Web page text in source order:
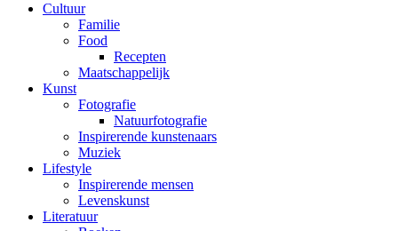
Cultuur
Familie
Food
Recepten
Maatschappelijk
Kunst
Fotografie
Natuurfotografie
Inspirerende kunstenaars
Muziek
Lifestyle
Inspirerende mensen
Levenskunst
Literatuur